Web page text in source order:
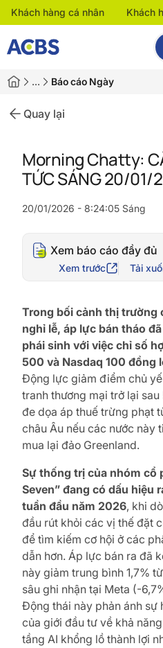
Khách hàng cá nhân Khách
… Báo cáo Ngày
Quay lại
Morning Chatty:
TỨC SÁNG 20/01/
20/01/2026 - 8:24:05 Sáng
Xem báo cáo đầy đủ
Xem trước Tải
Trong bối cảnh thị trường
nghỉ lễ, áp lực bán tháo
phái sinh với việc chỉ số
500 và Nasdaq 100 đồng
Động lực giảm điểm chủ
tranh thương mại trở lại
đe dọa áp thuế trừng phạt
châu Âu nếu các nước này
mua lại đảo Greenland.
Sự thống trị của nhóm cổ
Seven” đang có dấu hiệu
tuần đầu năm 2026, khi
đầu rút khỏi các vị thế đặt
để tìm kiếm cơ hội ở các
dẫn hơn. Áp lực bán ra đã
này giảm trung bình 1,7%
sâu ghi nhận tại Meta (-
Động thái này phản ánh sự
của giới đầu tư về khả
tầng AI khổng lồ thành lợi